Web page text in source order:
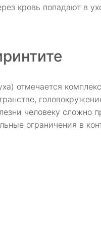
кровь попадают в
отмечается
человеку сложно
ограничения в